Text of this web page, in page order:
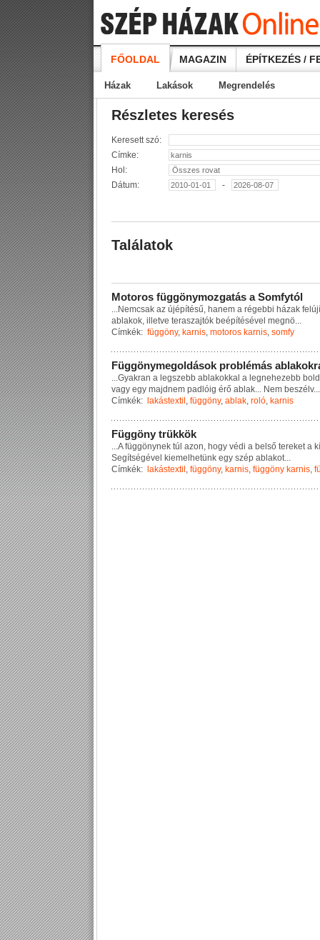
FŐOLDAL MAGAZIN ÉPÍTKEZÉS /
Házak Lakások Megrendelés
Részletes keresés
Keresett szó:
Címke:
Hol:
Dátum:
-
Találatok
Motoros függönymozgatás a Somfytól
...Nemcsak az újépítésű, hanem a régebbi házak fe újí
ab akok, i etve teraszajtók beépítéséve megnö...
Címkék: függöny, karnis, motoros karnis, somfy
Függönymegoldások problémás ablakokr
...Gyakran a egszebb ab akokka a egne hezebb bo d
vagy egy majdnem pad óig érő ab ak... Nem beszé v...
Címkék:
lakástextil , függöny, ablak, roló, karnis
Függöny trükkök
...A függönyne k tú azon, hogy védi a be ső tere ket a kí
Segítségéve kieme hetün k egy szép ab akot...
Címkék:
lakástextil , függöny, karnis, függöny karnis,